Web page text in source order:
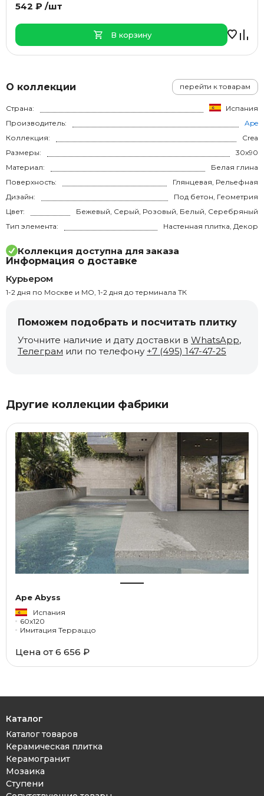
О коллекции перейти к товарам
Страна:
Испания
Производитель:
Ape
Коллекция:
Crea
Размеры:
30x90
Материал:
Белая глина
Поверхность:
Глянцевая, Рельефная
Дизайн:
Под бетон, Геометрия
Цвет:
Бежевый, Серый, Розовый, Белый, Серебряный
Тип элемента:
Настенная плитка, Декор
Коллекция доступна для заказа
Информация о доставке
Курьером
1-2 дня по Москве и МО, 1-2 дня до терминала ТК
Поможем подобрать и посчитать плитку
Уточните наличие и дату доставки в WhatsApp,
Телеграм или по телефону +7 (495) 147-47-25
542 ₽ /шт
В корзину
Другие коллекции фабрики
Ape Abyss
Испания
60x120
Имитация Терраццо
Цена от 6 656 ₽
Каталог
Каталог товаров
Керамическая плитка
Керамогранит
Мозаика
Ступени